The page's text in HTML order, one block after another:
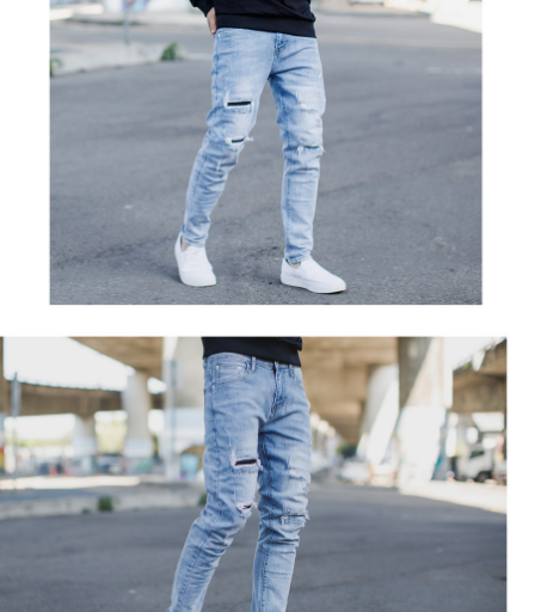
【注意事項】
１．透過由恩沛科技股份有限公司提供之「AFTEE先享後付」服務完成之交
易，需依本服務之必要範圍內提供個人資料，並將交易相關給付款項請求債
權轉讓予恩沛科技股份有限公司。
２．關於個人資料處理事宜，請瀏覽以下網址：
https://aftee.tw/terms/#terms3
３．未成年的使用者請事先徵得法定代理人或監護人之同意方可使用
「AFTEE先享後付」，若未經同意申辦者引起之損失，本公司不負相關責
４．使用「AFTEE先享後付」時，將依據個別帳號之用戶狀況，依本公司即
時審查核予不同之上限額度；若仍有額度不足之情形，本公司將視審查結果
請求用戶進行身份認證。
５．嚴禁一人註冊多個帳號或使用他人資訊註冊。若發現惡意使用之情形，
每筆NT$120，滿NT$3,000(含以上)免運費